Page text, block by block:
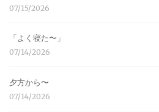
07/15/2026
「よく寝た〜」
07/14/2026
夕方から〜
07/14/2026